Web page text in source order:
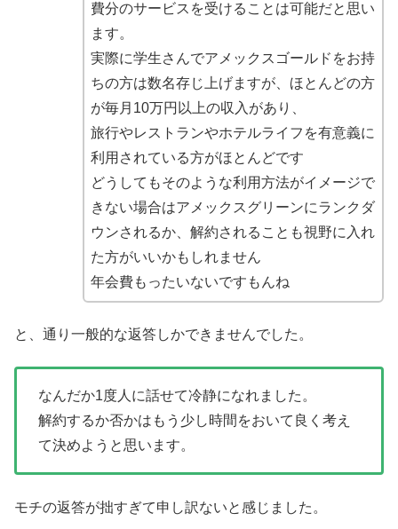
費分のサービスを受けることは可能だと思い
ます。
実際に学生さんでアメックスゴールドをお持
ちの方は数名存じ上げますが、ほとんどの方
が毎月10万円以上の収入があり、
旅行やレストランやホテルライフを有意義に
利用されている方がほとんどです
どうしてもそのような利用方法がイメージで
きない場合はアメックスグリーンにランクダ
ウンされるか、解約されることも視野に入れ
た方がいいかもしれません
年会費もったいないですもんね
と、通り一般的な返答しかできませんでした。
なんだか1度人に話せて冷静になれました。
解約するか否かはもう少し時間をおいて良く考え
て決めようと思います。
モチの返答が拙すぎて申し訳ないと感じました。